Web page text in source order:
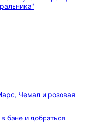
Чемал и розовая
бане и добраться